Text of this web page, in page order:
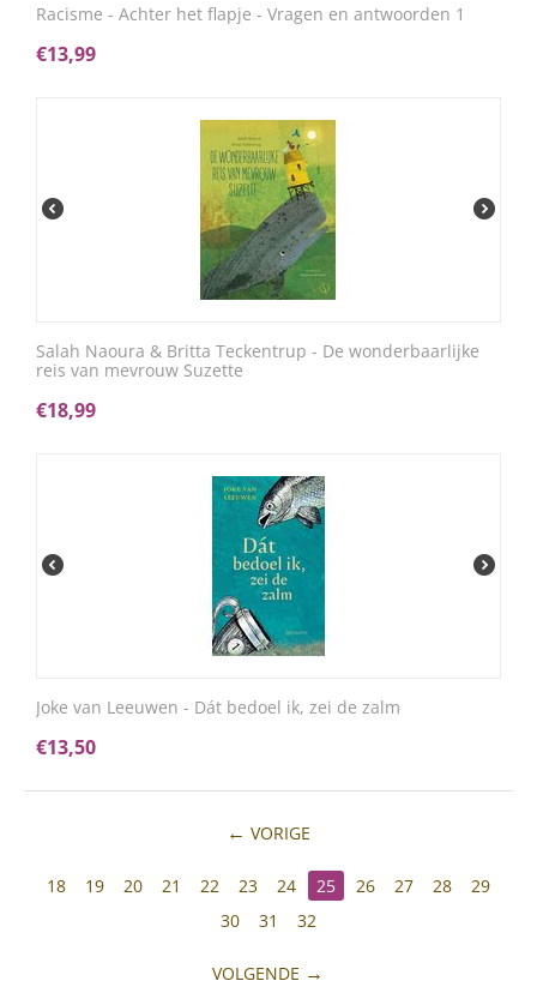
Racisme - Achter het flapje - Vragen en antwoorden 1
€13,99
Salah Naoura & Britta Teckentrup - De wonderbaarlijke
reis van mevrouw Suzette
€18,99
Joke van Leeuwen - Dát bedoel ik, zei de zalm
€13,50
VORIGE
18 19 20 21 22 23 24 25 26 27 28
29
30
31 32
VOLGENDE